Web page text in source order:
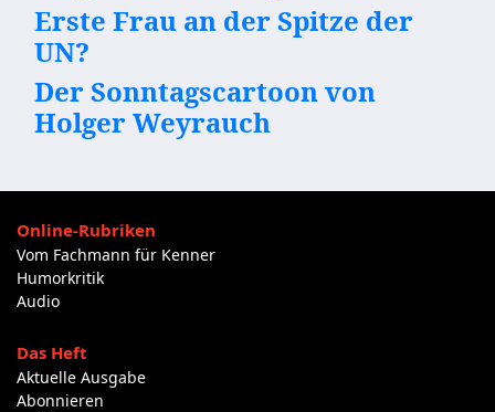
Erste Frau an der Spitze der
UN?
Der Sonntagscartoon von
Holger Weyrauch
Online-Rubriken
Vom Fachmann für Kenner
Humorkritik
Audio
Das Heft
Aktuelle Ausgabe
Abonnieren